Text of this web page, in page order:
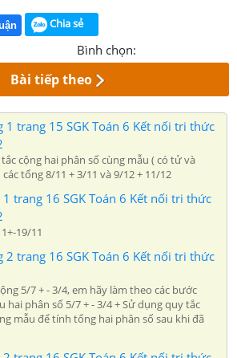
Chia sẻ
Bình chọn:
Bài tiếp theo
1 trang 15 SGK Toán 6 Kết nối tri thức
cộng hai phân số cùng mẫu ( có tử và
tổng 8/11 + 3/11 và 9/12 + 11/12
trang 16 SGK Toán 6 Kết nối tri thức
19/11
2 trang 16 SGK Toán 6 Kết nối tri thức
5/7 + - 3/4, em hãy làm theo các bước
hai phân số 5/7 + - 3/4 + Sử dụng quy tắc
mẫu để tính tổng hai phân số sau khi đã